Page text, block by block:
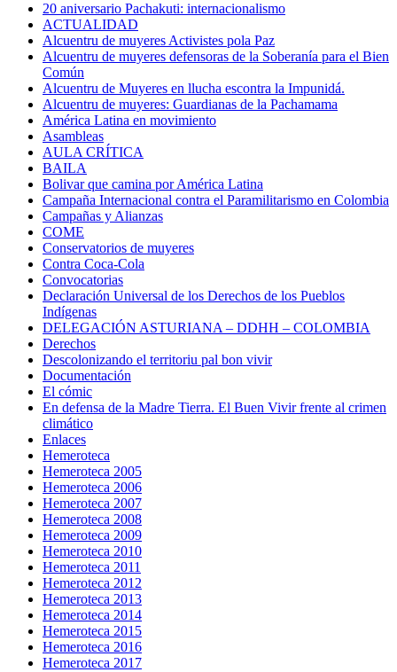
20 aniversario Pachakuti: internacionalismo
ACTUALIDAD
Alcuentru de muyeres Activistes pola Paz
Alcuentru de muyeres defensoras de la Soberanía para el Bien
Común
Alcuentru de Muyeres en llucha escontra la Impunidá.
Alcuentru de muyeres: Guardianas de la Pachamama
América Latina en movimiento
Asambleas
AULA CRÍTICA
BAILA
Bolivar que camina por América Latina
Campaña Internacional contra el Paramilitarismo en Colombia
Campañas y Alianzas
COME
Conservatorios de muyeres
Contra Coca-Cola
Convocatorias
Declaración Universal de los Derechos de los Pueblos
Indígenas
DELEGACIÓN ASTURIANA – DDHH – COLOMBIA
Derechos
Descolonizando el territoriu pal bon vivir
Documentación
El cómic
En defensa de la Madre Tierra. El Buen Vivir frente al crimen
climático
Enlaces
Hemeroteca
Hemeroteca 2005
Hemeroteca 2006
Hemeroteca 2007
Hemeroteca 2008
Hemeroteca 2009
Hemeroteca 2010
Hemeroteca 2011
Hemeroteca 2012
Hemeroteca 2013
Hemeroteca 2014
Hemeroteca 2015
Hemeroteca 2016
Hemeroteca 2017